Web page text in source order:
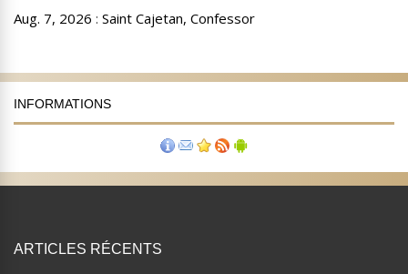
INFORMATIONS
ARTICLES RÉCENTS